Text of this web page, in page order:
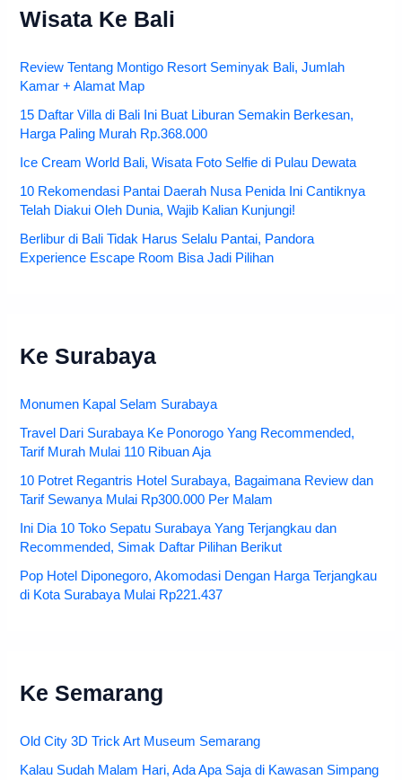
Wisata Ke Bali
Review Tentang Montigo Resort Seminyak Bali, Jumlah
Kamar + Alamat Map
15 Daftar Villa di Bali Ini Buat Liburan Semakin Berkesan,
Harga Paling Murah Rp.368.000
Ice Cream World Bali, Wisata Foto Selfie di Pulau Dewata
10 Rekomendasi Pantai Daerah Nusa Penida Ini Cantiknya
Telah Diakui Oleh Dunia, Wajib Kalian Kunjungi!
Berlibur di Bali Tidak Harus Selalu Pantai, Pandora
Experience Escape Room Bisa Jadi Pilihan
Ke Surabaya
Monumen Kapal Selam Surabaya
Travel Dari Surabaya Ke Ponorogo Yang Recommended,
Tarif Murah Mulai 110 Ribuan Aja
10 Potret Regantris Hotel Surabaya, Bagaimana Review dan
Tarif Sewanya Mulai Rp300.000 Per Malam
Ini Dia 10 Toko Sepatu Surabaya Yang Terjangkau dan
Recommended, Simak Daftar Pilihan Berikut
Pop Hotel Diponegoro, Akomodasi Dengan Harga Terjangkau
di Kota Surabaya Mulai Rp221.437
Ke Semarang
Old City 3D Trick Art Museum Semarang
Kalau Sudah Malam Hari, Ada Apa Saja di Kawasan Simpang